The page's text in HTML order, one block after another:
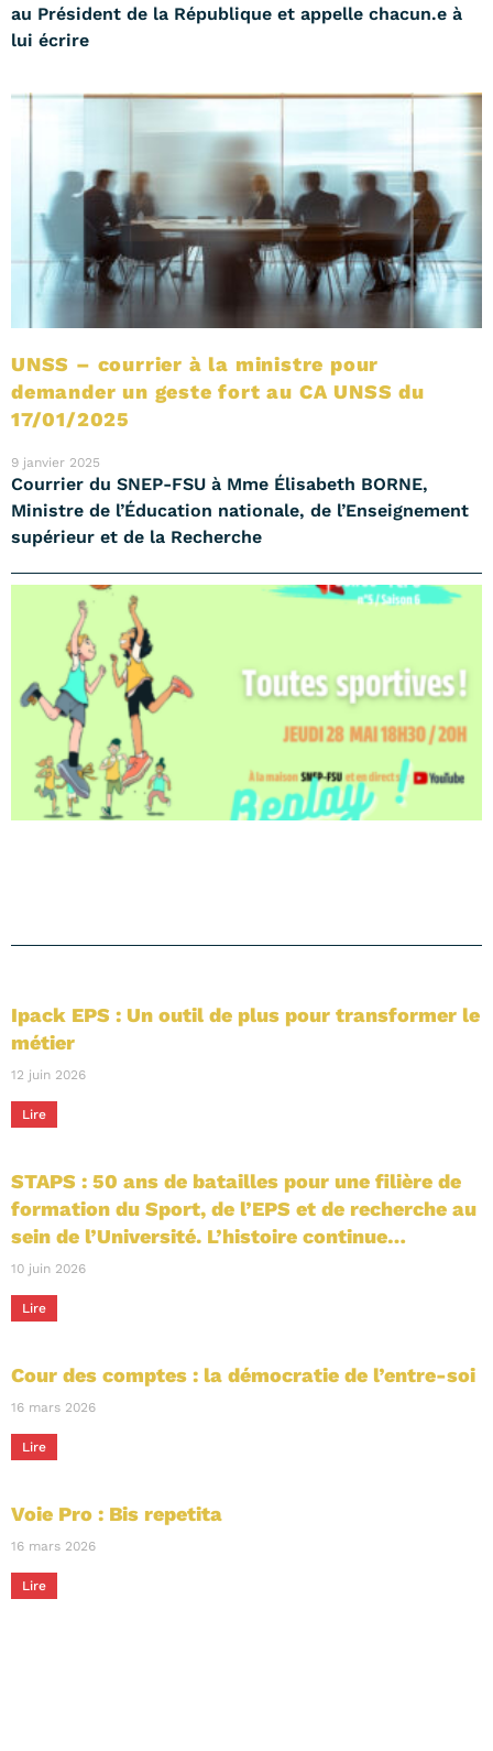
au Président de la République et appelle chacun.e à
lui écrire
UNSS – courrier à la ministre pour
demander un geste fort au CA UNSS du
17/01/2025
9 janvier 2025
Courrier du SNEP-FSU à Mme Élisabeth BORNE,
Ministre de l’Éducation nationale, de l’Enseignement
supérieur et de la Recherche
Ipack EPS : Un outil de plus pour transformer le
métier
12 juin 2026
Lire
STAPS : 50 ans de batailles pour une filière de
formation du Sport, de l’EPS et de recherche au
sein de l’Université. L’histoire continue…
10 juin 2026
Lire
Cour des comptes : la démocratie de l’entre-soi
16 mars 2026
Lire
Voie Pro : Bis repetita
16 mars 2026
Lire